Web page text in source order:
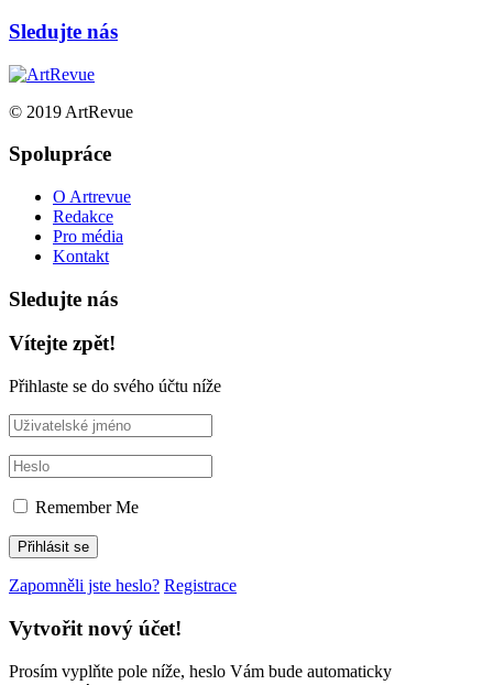
Sledujte nás
© 2019 ArtRevue
Spolupráce
O Artrevue
Redakce
Pro média
Kontakt
Sledujte nás
Vítejte zpět!
Přihlaste se do svého účtu níže
Remember Me
Zapomněli jste heslo? Registrace
Vytvořit nový účet!
Prosím vyplňte pole níže, heslo Vám bude automaticky